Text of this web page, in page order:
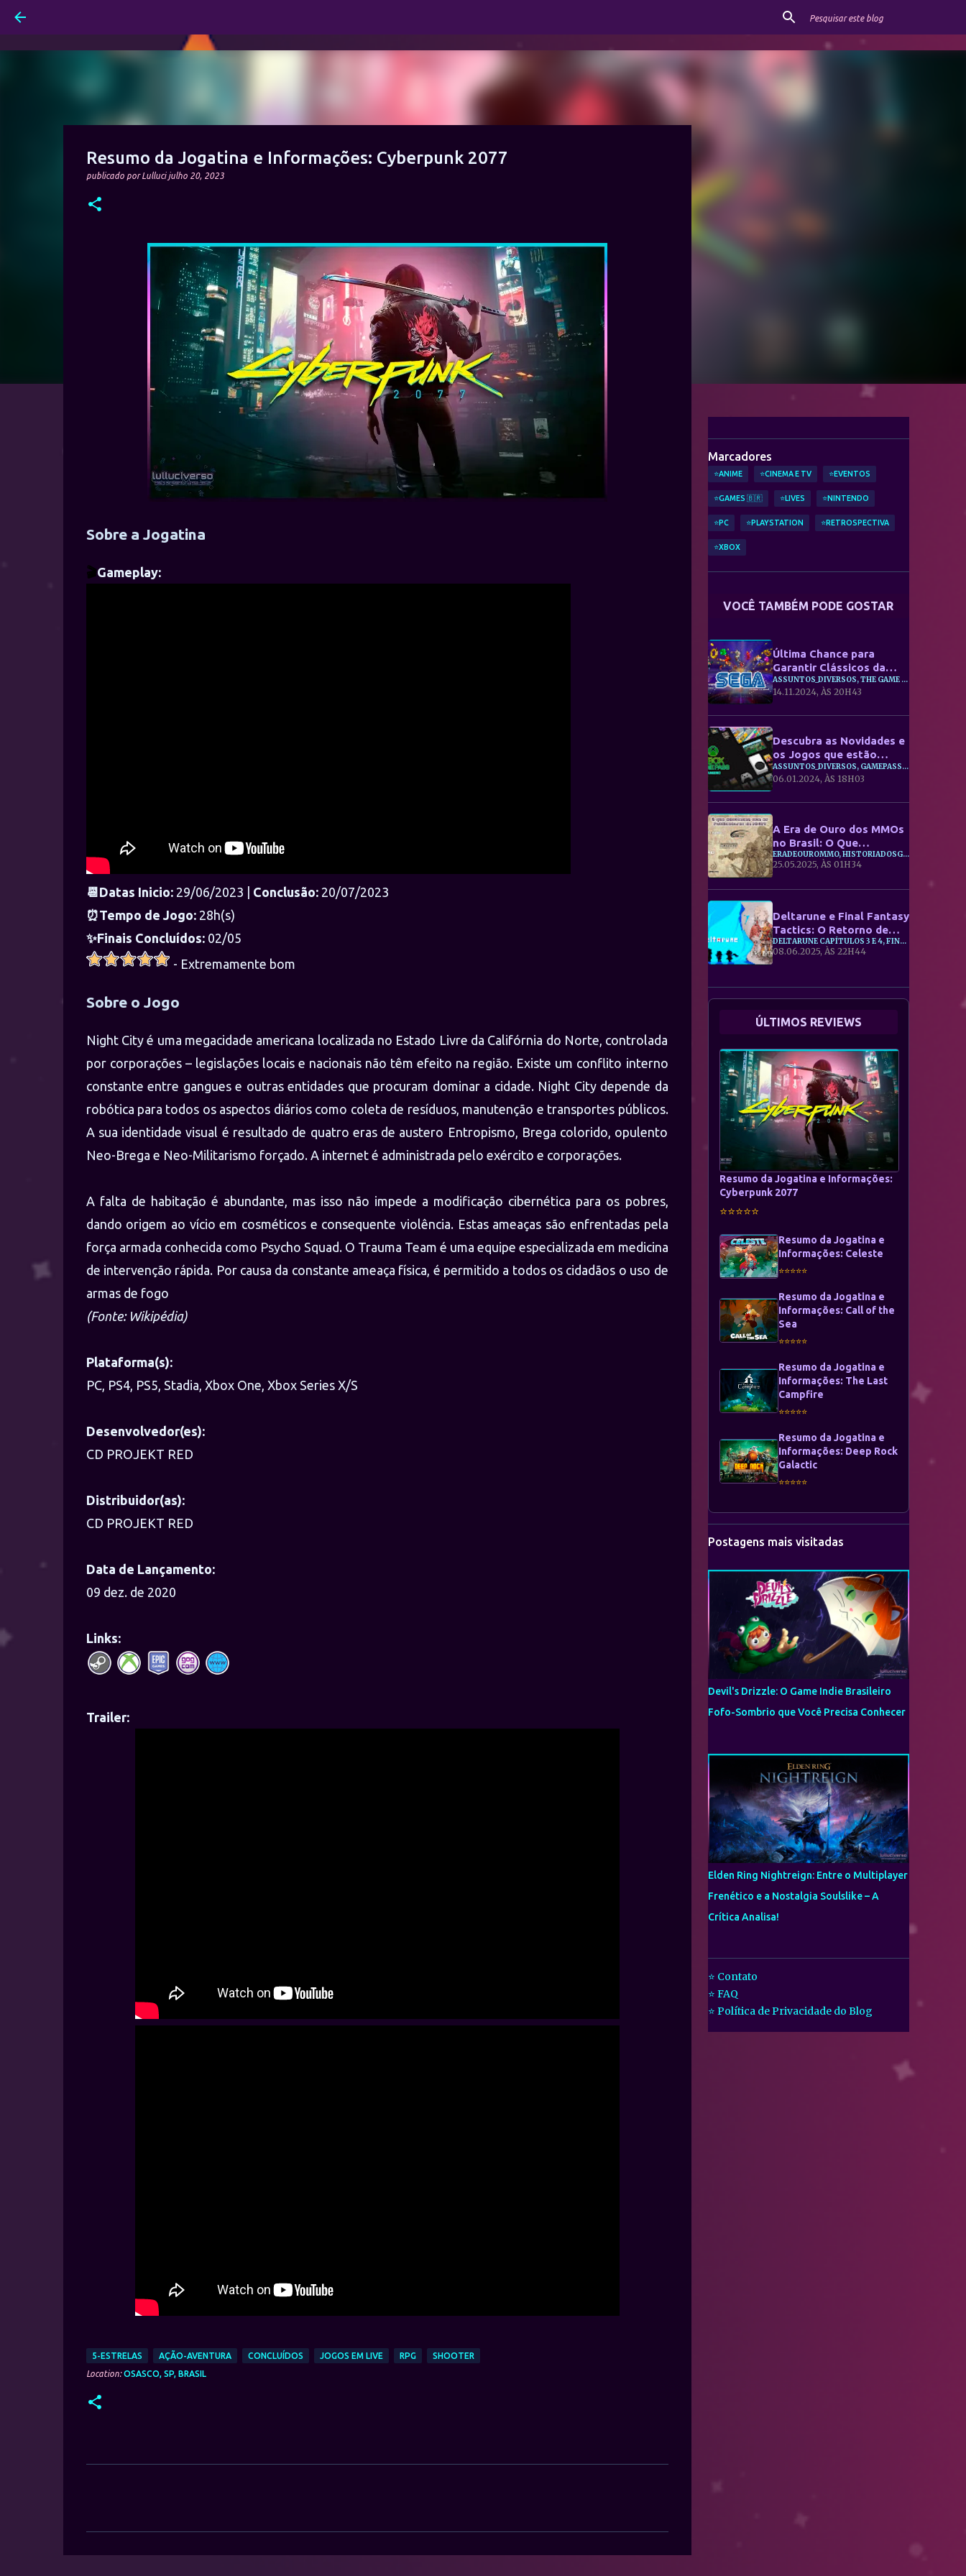
Resumo da Jogatina e Informações: Cyberpunk 2077
publicado porLulluci julho 20, 2023
Sobre a Jogatina
🎬Gameplay:
📆Datas Inicio:29/06/2023 | Conclusão:20/07/2023
⏰Tempo de Jogo:28h(s)
✨Finais Concluídos:02/05
- Extremamente bom
Sobre o Jogo
Night City é uma megacidade americana localizada no Estado Livre da Califórnia do Norte, controlada
por corporações – legislações locais e nacionais não têm efeito na região. Existe um conflito interno
constante entre gangues e outras entidades que procuram dominar a cidade. Night City depende da
robótica para todos os aspectos diários como coleta de resíduos, manutenção e transportes públicos.
A sua identidade visual é resultado de quatro eras de austero Entropismo, Brega colorido, opulento
Neo-Brega e Neo-Militarismo forçado. A internet é administrada pelo exército e corporações.
A falta de habitação é abundante, mas isso não impede a modificação cibernética para os pobres,
dando origem ao vício em cosméticos e consequente violência. Estas ameaças são enfrentadas pela
força armada conhecida como Psycho Squad. O Trauma Team é uma equipe especializada em medicina
de intervenção rápida. Por causa da constante ameaça física, é permitido a todos os cidadãos o uso de
armas de fogo
(Fonte: Wikipédia)
Plataforma(s):
PC, PS4, PS5, Stadia, Xbox One, Xbox Series X/S
Desenvolvedor(es):
CD PROJEKT RED
Distribuidor(as):
CD PROJEKT RED
Data de Lançamento:
09 dez. de 2020
Links:
Trailer:
5-ESTRELAS AÇÃO-AVENTURA CONCLUÍDOS JOGOS EM LIVE RPG
SHOOTER
Location:OSASCO, SP, BRASIL
Marcadores
⭐ANIME ⭐CINEMA E TV ⭐EVENTOS
⭐GAMES 🇧🇷 ⭐LIVES ⭐NINTENDO
⭐PC ⭐PLAYSTATION ⭐RETROSPECTIVA
⭐XBOX
VOCÊ TAMBÉM PODE GOSTAR
Última Chance para
Garantir Clássicos da
SEGA em Coleção Digital!
ASSUNTOS_DIVERSOS, THE GAME AWARDS, ⭐NINTENDO
14.11.2024, ÀS 20H43
Descubra as Novidades e
os Jogos que estão
saindo do Xbox Game
Pass em Janeiro de 2024
ASSUNTOS_DIVERSOS, GAMEPASS, ⭐XBOX
06.01.2024, ÀS 18H03
A Era de Ouro dos MMOs
no Brasil: O Que
Aconteceu com Level Up!,
Ongame e Outras
ERADEOUROMMO, HISTORIADOSGAMESBR, JOGOSANTIGOS
25.05.2025, ÀS 01H34
Deltarune e Final Fantasy
Tactics: O Retorno de
Dois Clássicos que Todo
Fã de RPG Precisa
DELTARUNE CAPÍTULOS 3 E 4, FINAL FANTASY TACTICS REMASTERIZADO, RPGS CLÁSSICOS
08.06.2025, ÀS 22H44
ÚLTIMOS REVIEWS
Resumo da Jogatina e Informações:
Cyberpunk 2077
⭐⭐⭐⭐⭐
Resumo da Jogatina e
Informações: Celeste
⭐⭐⭐⭐⭐
Resumo da Jogatina e
Informações: Call of the
Sea
⭐⭐⭐⭐⭐
Resumo da Jogatina e
Informações: The Last
Campfire
⭐⭐⭐⭐⭐
Resumo da Jogatina e
Informações: Deep Rock
Galactic
⭐⭐⭐⭐⭐
Postagens mais visitadas
Devil's Drizzle: O Game Indie Brasileiro
Fofo-Sombrio que Você Precisa Conhecer
Elden Ring Nightreign: Entre o Multiplayer
Frenético e a Nostalgia Soulslike – A
Crítica Analisa!
⭐ Contato
⭐ FAQ
⭐ Política de Privacidade do Blog